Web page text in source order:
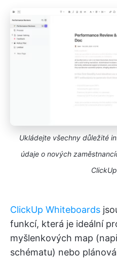
Ukládejte všechny důležité
údaje o nových
ClickUp Whiteboards
funkcí, která je ideální
myšlenkových map
schématu) nebo